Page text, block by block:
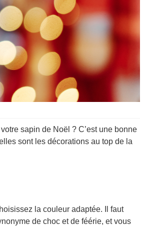
sapin de Noël ? C’est une bonne
sont les décorations au top de la
la couleur adaptée. Il faut
de choc et de féérie, et vous